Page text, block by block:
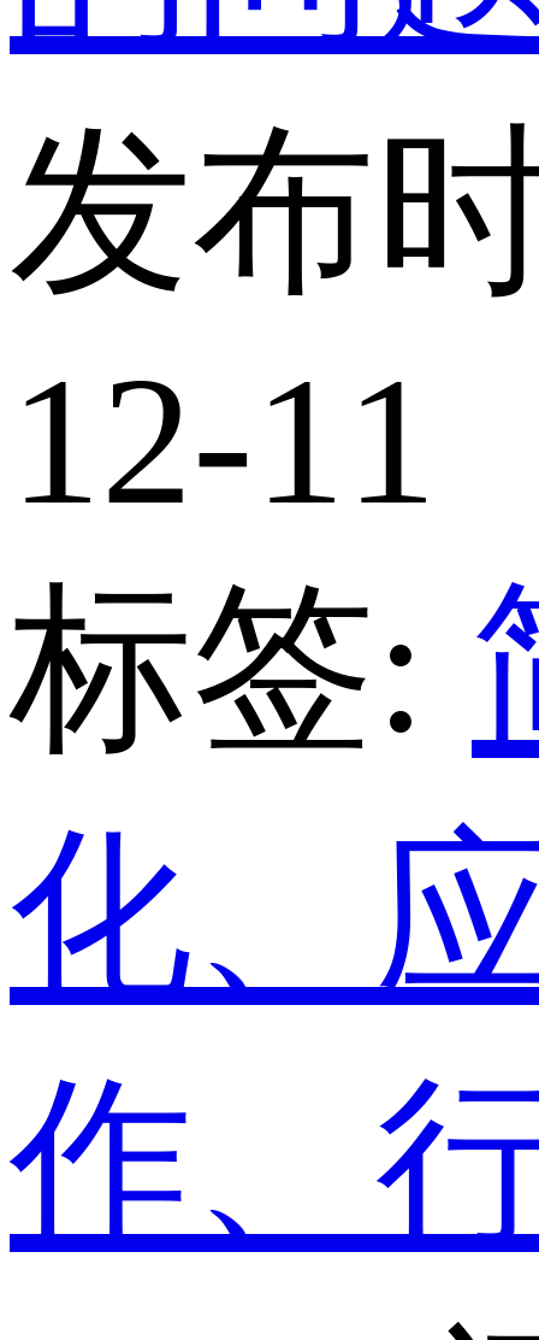
发布
12-11
标签:
化、
作、